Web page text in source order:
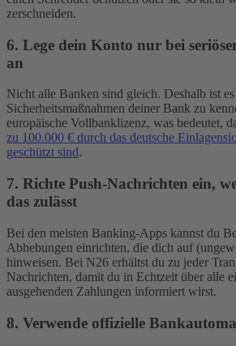
zerschneiden.
6. Lege dein Konto nur bei
an
Nicht alle Banken sind gleich. Deshalb ist
Sicherheitsmaßnahmen deiner Bank zu
europäische Vollbanklizenz, was bedeutet,
zu 100.000 € durch das deutsche
geschützt sind.
7. Richte Push-Nachrichten ein,
das zulässt
Bei den meisten Banking-Apps kannst du
Abhebungen einrichten, die dich auf
hinweisen. Bei N26 erhältst du zu jeder
Nachrichten, damit du in Echtzeit über alle
ausgehenden Zahlungen informiert wirst.
8. Verwende offizielle